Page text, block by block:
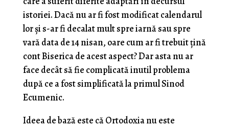
istoriei. Dacă nu ar fi fost modificat calendarul
lor și s-ar fi decalat mult spre iarnă sau spre
vară data de 14 nisan, oare cum ar fi trebuit țină
cont Biserica de acest aspect? Dar asta nu ar
face decât să fie complicată inutil problema
după ce a fost simplificată la primul Sinod
Ecumenic.
Ideea de bază este că Ortodoxia nu este